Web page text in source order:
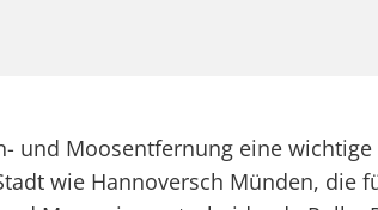
und Moosentfernung eine
wie Hannoversch Münden,